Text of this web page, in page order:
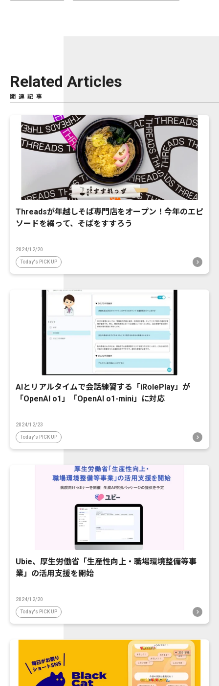
Related Articles
関連記事
Threadsが年越しそば専門店をオープン！今年のエピ
ソードを綴って、そばをすすろう
2024/12/20
Today's PICK UP
AIとリアルタイムで会話練習する「iRolePlay」が
「OpenAI o1」「OpenAI o1-mini」に対応
2024/12/23
Today's PICK UP
Ubie、厚生労働省「生産性向上・職場環境整備等事
業」の活用支援を開始
2024/12/20
Today's PICK UP